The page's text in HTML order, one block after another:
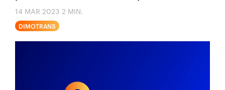
14 MAR 2023 2 MIN.
DIMOTRANS